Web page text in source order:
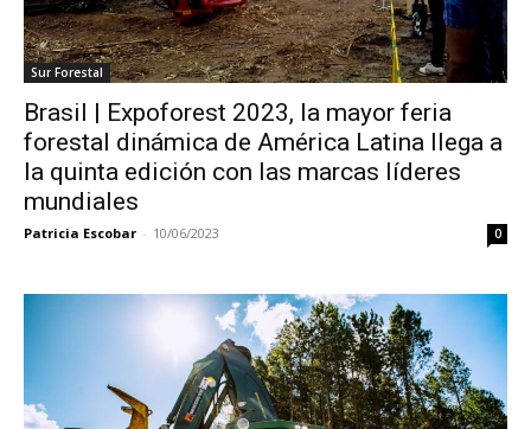
Sur Forestal
Brasil | Expoforest 2023, la mayor feria
forestal dinámica de América Latina llega a
la quinta edición con las marcas líderes
mundiales
Patricia Escobar - 10/06/2023 0